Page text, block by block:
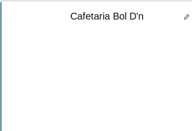
Cafetaria Bol D'n